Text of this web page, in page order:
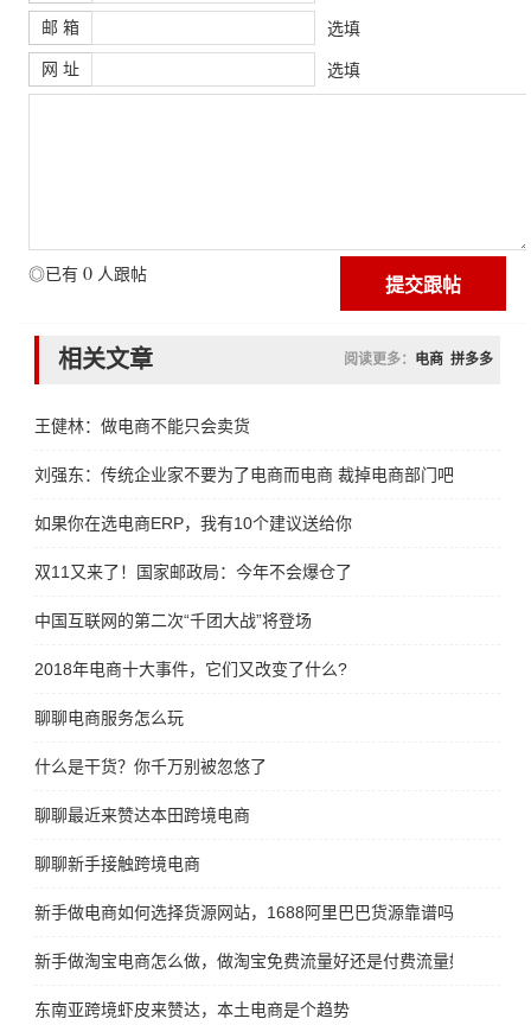
邮 箱 选填
网 址 选填
◎已有 0 人跟帖
相关文章 阅读更多： 电商 拼多多
王健林：做电商不能只会卖货
刘强东：传统企业家不要为了电商而电商 裁掉电商部门吧
如果你在选电商ERP，我有10个建议送给你
双11又来了！国家邮政局：今年不会爆仓了
中国互联网的第二次“千团大战”将登场
2018年电商十大事件，它们又改变了什么?
聊聊电商服务怎么玩
什么是干货？你千万别被忽悠了
聊聊最近来赞达本田跨境电商
聊聊新手接触跨境电商
新手做电商如何选择货源网站，1688阿里巴巴货源靠谱吗？
新手做淘宝电商怎么做，做淘宝免费流量好还是付费流量好
东南亚跨境虾皮来赞达，本土电商是个趋势